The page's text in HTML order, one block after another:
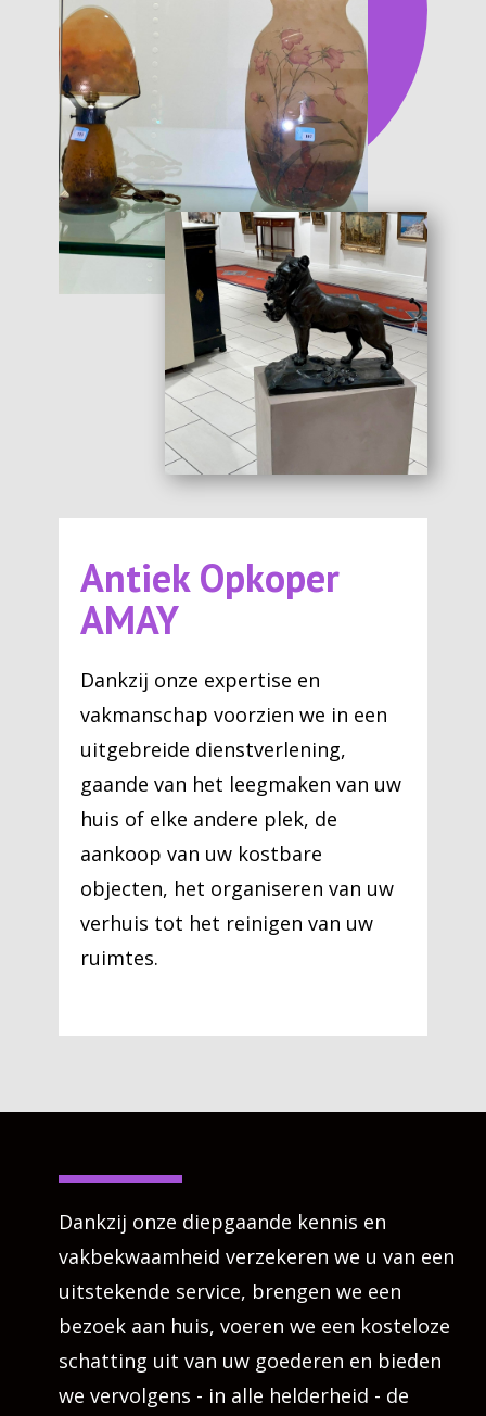
Antiek Opkoper
AMAY
Dankzij onze expertise en
vakmanschap voorzien we in een
uitgebreide dienstverlening,
gaande van het leegmaken van uw
huis of elke andere plek, de
aankoop van uw kostbare
objecten, het organiseren van uw
verhuis tot het reinigen van uw
ruimtes.
Dankzij onze diepgaande kennis en
vakbekwaamheid verzekeren we u van een
uitstekende service, brengen we een
bezoek aan huis, voeren we een kosteloze
schatting uit van uw goederen en bieden
we vervolgens - in alle helderheid - de